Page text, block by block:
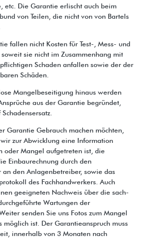
etc. Die Garantie erlischt auch beim
von Teilen, die nicht von von Bartels
fallen nicht Kosten für Test-, Mess- und
sie nicht im Zusammenhang mit
Schaden anfallen sowie der der
Schäden.
Mangelbeseitigung hinaus werden
aus der Garantie begründet,
Garantie Gebrauch machen möchten,
zur Abwicklung eine Information
oder Mangel aufgetreten ist, die
Einbaurechnung durch den
an den Anlagenbetreiber, sowie das
des Fachhandwerkers. Auch
geeigneten Nachweis über die sach-
Wartungen der
senden Sie uns Fotos zum Mangel
möglich ist. Der Garantieanspruch muss
innerhalb von 3 Monaten nach